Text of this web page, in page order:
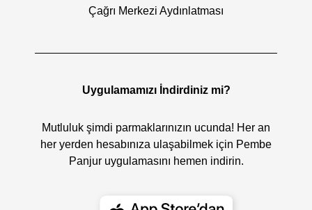
Çağrı Merkezi Aydınlatması
Uygulamamızı İndirdiniz mi?
Mutluluk şimdi parmaklarınızın ucunda! Her an
her yerden hesabınıza ulaşabilmek için Pembe
Panjur uygulamasını hemen indirin.